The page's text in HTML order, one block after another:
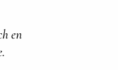
en